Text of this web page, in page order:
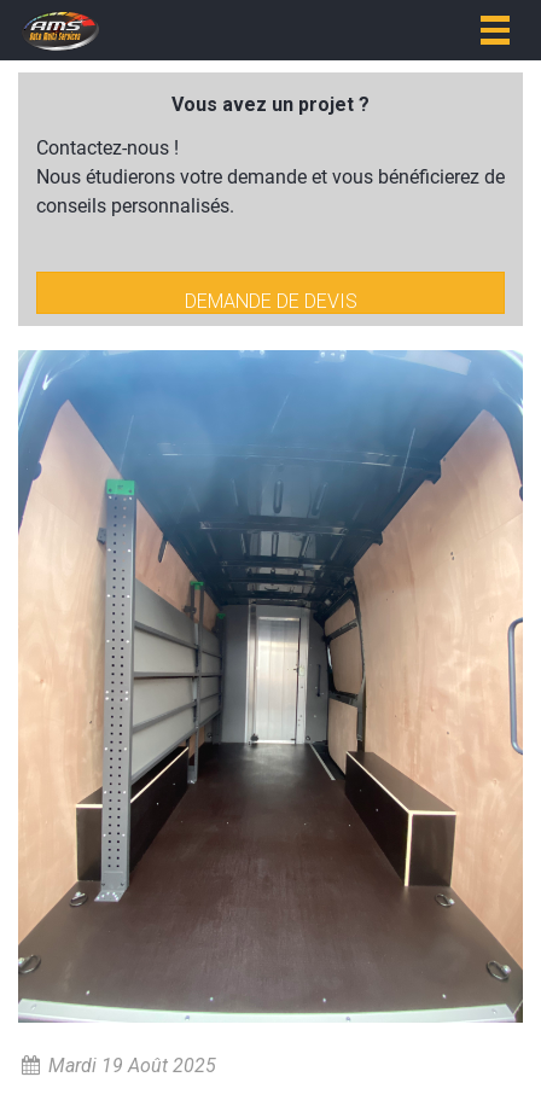
Vous avez un projet ?
Contactez-nous !
Nous étudierons votre demande et vous bénéficierez de
conseils personnalisés.
DEMANDE DE DEVIS
Mardi 19 Août 2025